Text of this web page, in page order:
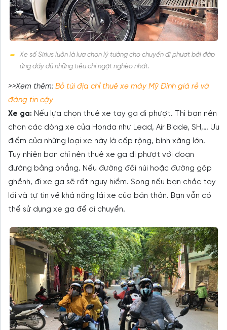
Xe số Sirius luôn là lựa chọn lý tưởng cho chuyến đi phượt bởi đáp
ứng đầy đủ những tiêu chí ngặt nghèo nhất.
>>Xem thêm: Bỏ túi địa chỉ thuê xe máy Mỹ Đình giá rẻ và
đáng tin cậy
Xe ga: Nếu lựa chọn thuê xe tay ga đi phượt. Thì bạn nên
chọn các dòng xe của Honda như Lead, Air Blade, SH,… Ưu
điểm của những loại xe này là cốp rộng, bình xăng lớn.
Tuy nhiên bạn chỉ nên thuê xe ga đi phượt với đoạn
đường bằng phẳng. Nếu đường đồi núi hoặc đường gập
ghềnh, đi xe ga sẽ rất nguy hiểm. Song nếu bạn chắc tay
lái và tự tin về khả năng lái xe của bản thân. Bạn vẫn có
thể sử dụng xe ga để di chuyển.